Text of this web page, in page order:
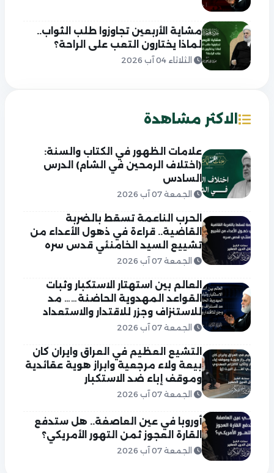
مشاية الأربعين تجاوزوا طلب الثواب..
لماذا يختارون التعب على الراحة؟
الثلاثاء 04 آب 2026
الاكثر مشاهدة
علامات الظهور في الكتاب والسنة:
(اختلاف الرمحين في الشام) الدرس
السادس
الجمعة 07 آب 2026
الحرب الناعمة تسقط بالضربة
القاضية.. قراءة في ذهول الأعداء من
تشييع السيد الخامنئي قدس سره
الجمعة 07 آب 2026
العالم بين استهتار الاستكبار وثبات
القواعد المهدوية الحاضنة…… مد
للاستنزاف وجزر للاقتدار والاستعداد
الجمعة 07 آب 2026
التشيع العظيم في العراق وايران كان
بيعة ولاء مرجعية وابراز هوية عقائدية
وموقف إباء ضد الاستكبار
الجمعة 07 آب 2026
أوروبا في عين العاصفة.. هل ستدفع
القارة العجوز ثمن التهور الأمريكي؟
الجمعة 07 آب 2026